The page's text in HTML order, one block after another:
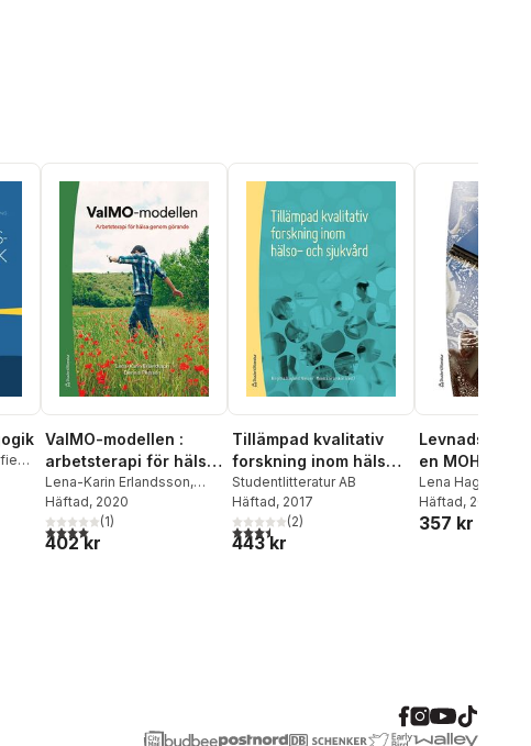
ValMO-modellen :
arbetsterapi för hälsa
genom görande
Lena-Karin Erlandsson,
Dennis Persson
Häftad, 2020
4,0utav 5 stjärnor. Totalt antal röster:
(1)
402 kr
Tillämpad kvalitativ
forskning inom hälso-
och sjukvård
Studentlitteratur AB
Häftad, 2017
3,5utav 5 stjärnor. Totalt antal röster:
(2)
443 kr
en MOHO-
tillämpning av
of human
Lena Haglund
Häftad, 2023
357 kr